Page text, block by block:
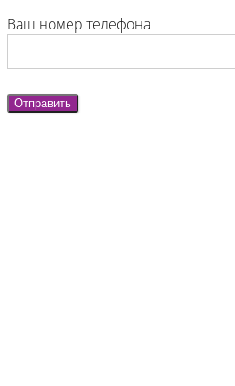
Ваш номер телефона
Отправить